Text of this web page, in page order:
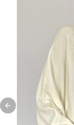
Previous slide